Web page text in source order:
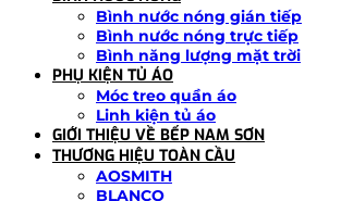
Bình nước nóng gián tiếp
Bình nước nóng trực tiếp
Bình năng lượng mặt trời
PHỤ KIỆN TỦ ÁO
Móc treo quần áo
Linh kiện tủ áo
GIỚI THIỆU VỀ BẾP NAM SƠN
THƯƠNG HIỆU TOÀN CẦU
AOSMITH
BLANCO